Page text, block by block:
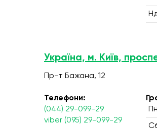
Україна, м. Київ,
Пр-т Бажана, 12
Телефони:
(044) 29-099-29
viber (095) 29-099-29